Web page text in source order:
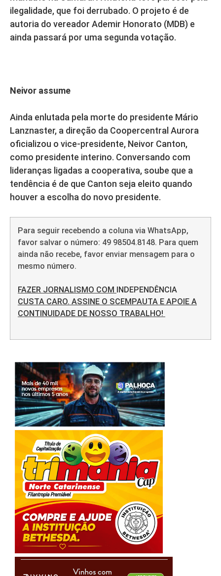
ilegalidade, que foi derrubado. O projeto é de
autoria do vereador Ademir Honorato (MDB) e
ainda passará por uma segunda votação.
Neivor assume
Ainda enlutada pela morte do presidente Mário
Lanznaster, a direção da Coopercentral Aurora
oficializou o vice-presidente, Neivor Canton,
como presidente interino. Conversando com
lideranças ligadas a cooperativa, soube que a
tendência é de que Canton seja eleito quando
houver a escolha do novo presidente.
Para seguir recebendo a coluna via WhatsApp,
favor salvar o número: 49 98504.8148. Para quem
ainda não recebe, favor enviar mensagem para o
mesmo número.
FAZER JORNALISMO COM
INDEPENDÊNCIA
CUSTA CARO. ASSINE O SCEMPAUTA E APOIE A
CONTINUIDADE DE NOSSO TRABALHO!